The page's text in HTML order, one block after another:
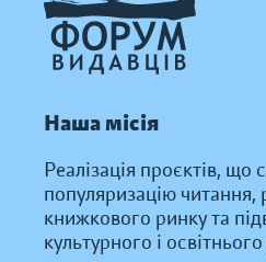
Наша місія
Реалізація проєктів, що
популяризацію читання,
книжкового ринку та
культурного і